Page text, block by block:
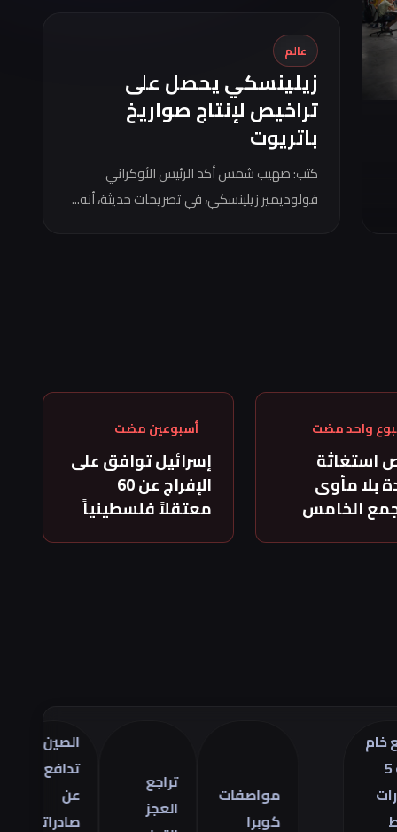
عالم
زيلينسكي يحصل على
تراخيص لإنتاج صواريخ
باتريوت
كتب: صهيب شمس أكد الرئيس الأوكراني
فولوديمير زيلينسكي، في تصريحات حديثة، أنه...
واحد مضت
استغاثة
بلا مأوى
الخامس
أسبوعين مضت
إسرائيل توافق على
الإفراج عن 60
معتقلاً فلسطينياً
مواصفات
صادراتها